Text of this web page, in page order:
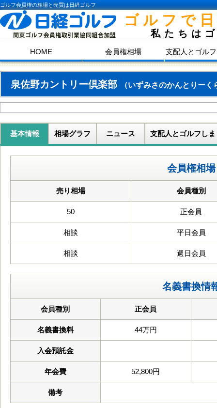
ゴルフ会員権の相場と売買は日経ゴルフ
ゴルフで
私たちは
HOME 会員権相場 支配人とゴル
泉佐野カントリー倶楽部 （いずみさのかんとりーく
基本情報 相場グラフ ニュース 支配人とゴルフしま
会員権相場
売り相場 会員種別
50 正会員
相談 平日会員
相談 週日会員
名義書換情
会員種別 正会員
名義書換料 44万円
入会預託金
年会費 52,800円
備考